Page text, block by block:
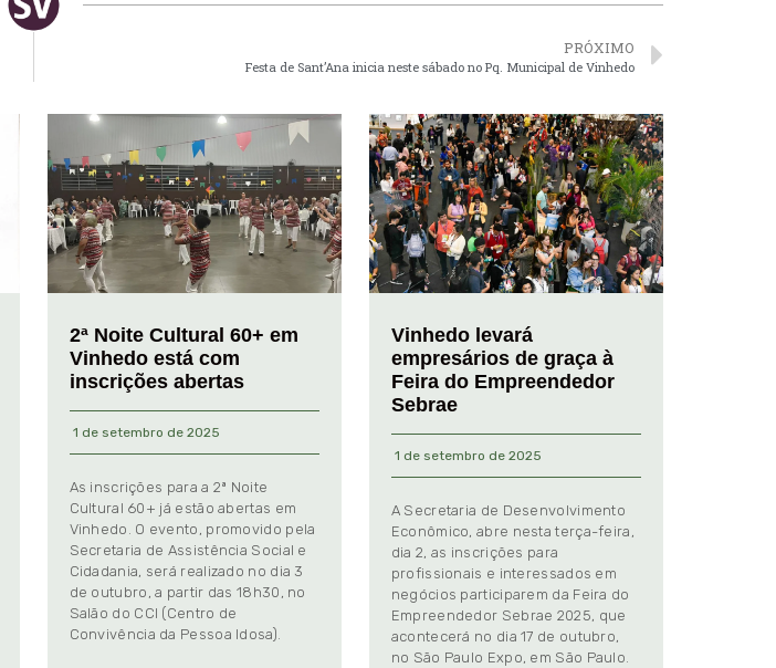
PRÓXIMO
Festa de Sant’Ana inicia neste sábado no Pq. Municipal de Vinhedo
2ª Noite Cultural 60+ em
Vinhedo está com
inscrições abertas
1 de setembro de 2025
As inscrições para a 2ª Noite
Cultural 60+ já estão abertas em
Vinhedo. O evento, promovido pela
Secretaria de Assistência Social e
Cidadania, será realizado no dia 3
de outubro, a partir das 18h30, no
Salão do CCI (Centro de
Convivência da Pessoa Idosa).
Vinhedo levará
empresários de graça à
Feira do Empreendedor
Sebrae
1 de setembro de 2025
A Secretaria de Desenvolvimento
Econômico, abre nesta terça-feira,
dia 2, as inscrições para
profissionais e interessados em
negócios participarem da Feira do
Empreendedor Sebrae 2025, que
acontecerá no dia 17 de outubro,
no São Paulo Expo, em São Paulo.